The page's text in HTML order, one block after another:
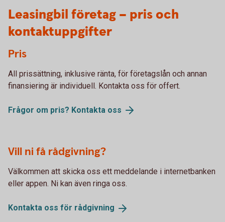
Leasingbil företag – pris och
kontaktuppgifter
Pris
All prissättning, inklusive ränta, för företagslån och annan
finansiering är individuell. Kontakta oss för offert.
Frågor om pris? Kontakta oss
Vill ni få rådgivning?
Välkommen att skicka oss ett meddelande i internetbanken
eller appen. Ni kan även ringa oss.
Kontakta oss för rådgivning